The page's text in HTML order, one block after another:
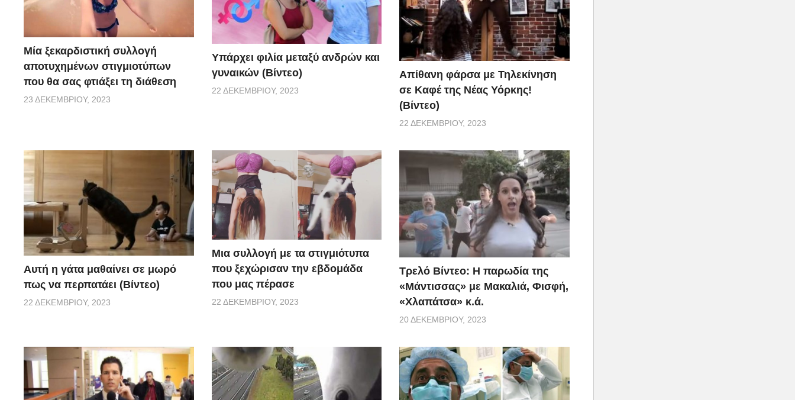
Μία ξεκαρδιστική συλλογή
αποτυχημένων στιγμιοτύπων
που θα σας φτιάξει τη διάθεση
23 ΔΕΚΕΜΒΡΊΟΥ, 2023
Υπάρχει φιλία μεταξύ ανδρών και
γυναικών (Βίντεο)
22 ΔΕΚΕΜΒΡΊΟΥ, 2023
Απίθανη φάρσα με Τηλεκίνηση
σε Καφέ της Νέας Υόρκης!
(Βίντεο)
22 ΔΕΚΕΜΒΡΊΟΥ, 2023
Αυτή η γάτα μαθαίνει σε μωρό
πως να περπατάει (Βίντεο)
22 ΔΕΚΕΜΒΡΊΟΥ, 2023
Μια συλλογή με τα στιγμιότυπα
που ξεχώρισαν την εβδομάδα
που μας πέρασε
22 ΔΕΚΕΜΒΡΊΟΥ, 2023
Τρελό Βίντεο: H παρωδία της
«Μάντισσας» με Μακαλιά, Φισφή,
«Χλαπάτσα» κ.ά.
20 ΔΕΚΕΜΒΡΊΟΥ, 2023